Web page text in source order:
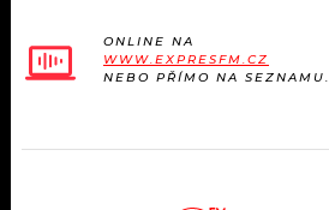
ONLINE NA
WWW.EXPRESFM.CZ
NEBO PŘÍMO NA SEZNAMU.